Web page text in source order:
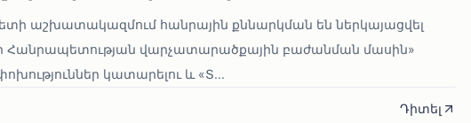
աշխատակազմում հանրային քննարկման են ներկայացվել
Հանրապետության վարչատարածքային բաժանման մասին»
կատարելու և «Տ...
Դիտել